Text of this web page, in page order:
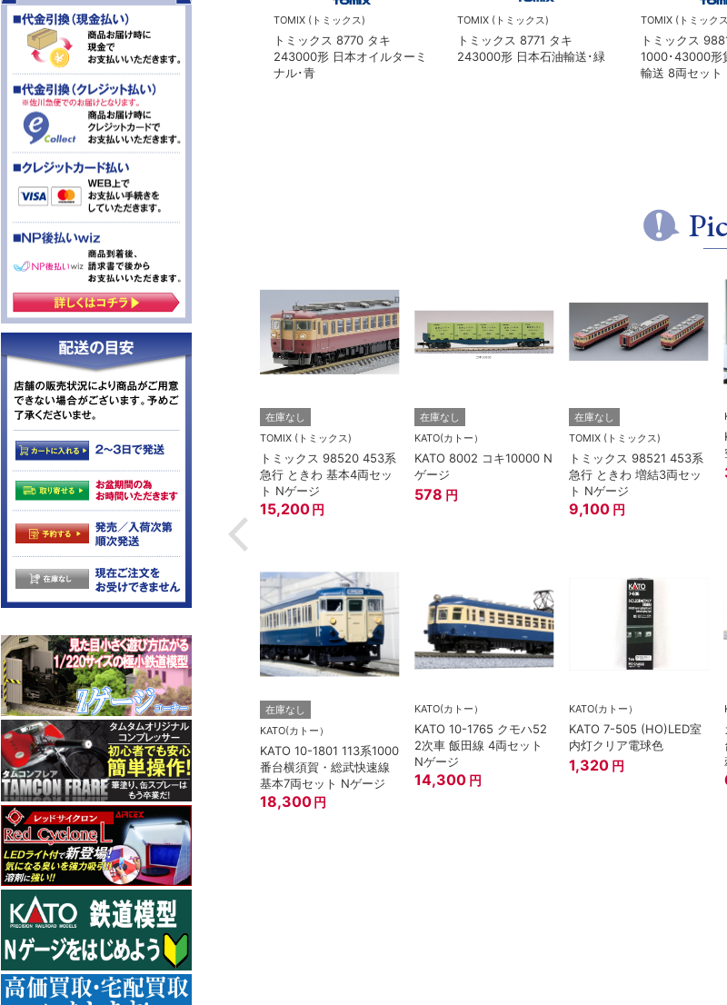
クス)
タキ
本石油輸送･緑
TOMIX (トミックス)
トミックス 98814 タキ
1000･43000形貨車 日本石油
輸送 8両セット
在庫なし
KATO(カトー）
カトー 10-2176 伊豆急行
2100系 リゾート21 7両セッ
TORM.
TORM. TL-N001 LED室内灯
幅狭タイプ・白色 1本 鉄道模
在庫なし
KATO(カト
カトー
様
）
）
連形 A グレー (20個入)
(アーノルドカプラー用対
応)
352円
在庫なし
TOMIX (トミックス)
トミックス 98520 453系
急行 ときわ 基本4両セッ
ト Nゲージ
15,200 円
在庫なし
KATO(カトー）
KATO 8002 コキ10000 N
ゲージ
578 円
在庫なし
TOMIX (トミックス)
トミックス 98521 453系
急行 ときわ 増結3両セッ
ト Nゲージ
9,100 円
在庫なし
KATO(カトー）
KATO 10-1801 113系1000
番台横須賀・総武快速線
基本7両セット Nゲージ
18,300 円
KATO(カトー）
KATO 10-1765 クモハ52
2次車 飯田線 4両セット
Nゲージ
14,300 円
KATO(カトー）
KATO 7-505 (HO)LED室
内灯クリア電球色
1,320 円